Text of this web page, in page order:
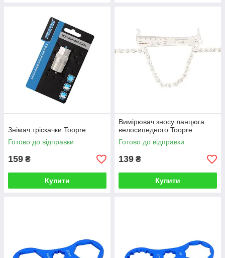
Знімач тріскачки Toopre
Готово до відправки
159 ₴
Купити
Вимірювач зносу ланцюга
велосипедного Toopre
Готово до відправки
139 ₴
Купити